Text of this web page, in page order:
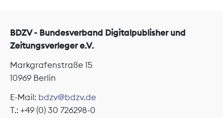
BDZV - Bundesverband Digitalpublisher und
Zeitungsverleger e.V.
Markgrafenstraße 15
10969 Berlin
E-Mail: bdzv@bdzv.de
T.: +49 (0) 30 726298-0